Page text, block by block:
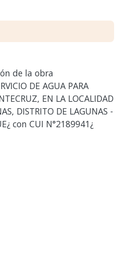
de la obra
DE AGUA PARA
EN LA LOCALIDAD
DISTRITO DE LAGUNAS -
con CUI N°2189941¿